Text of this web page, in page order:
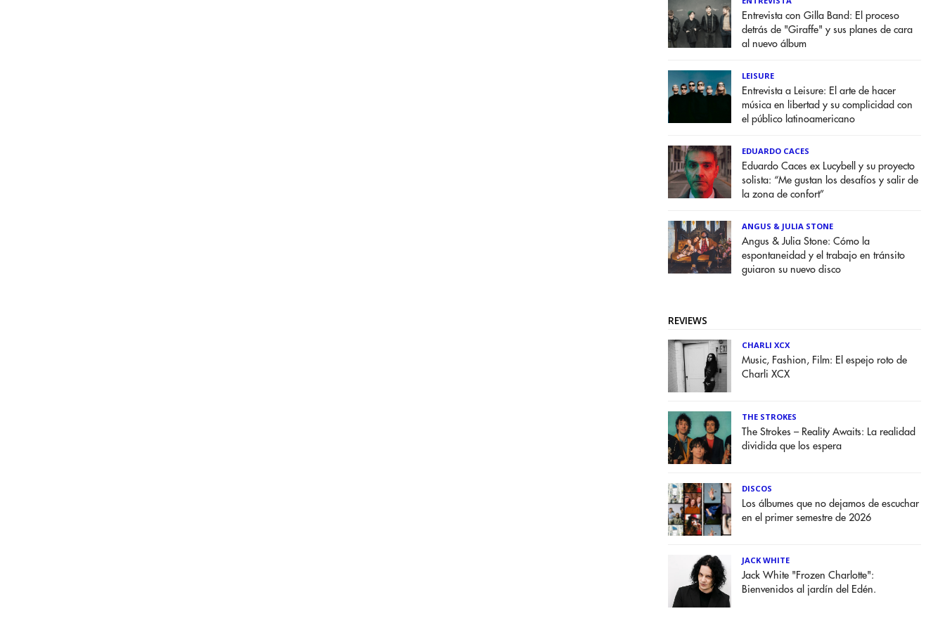
Entrevista con Gilla Band: El proceso
detrás de "Giraffe" y sus planes de cara
al nuevo álbum
LEISURE
Entrevista a Leisure: El arte de hacer
música en libertad y su complicidad con
el público latinoamericano
EDUARDO CACES
Eduardo Caces ex Lucybell y su proyecto
solista: “Me gustan los desafíos y salir de
la zona de confort”
ANGUS & JULIA STONE
Angus & Julia Stone: Cómo la
espontaneidad y el trabajo en tránsito
guiaron su nuevo disco
REVIEWS
CHARLI XCX
Music, Fashion, Film: El espejo roto de
Charli XCX
THE STROKES
The Strokes – Reality Awaits: La realidad
dividida que los espera
DISCOS
Los álbumes que no dejamos de escuchar
en el primer semestre de 2026
JACK WHITE
Jack White "Frozen Charlotte":
Bienvenidos al jardín del Edén.